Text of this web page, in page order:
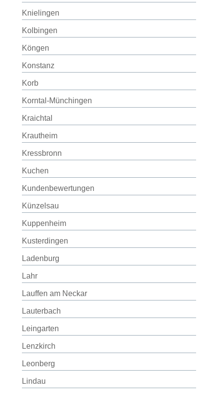
Knielingen
Kolbingen
Köngen
Konstanz
Korb
Korntal-Münchingen
Kraichtal
Krautheim
Kressbronn
Kuchen
Kundenbewertungen
Künzelsau
Kuppenheim
Kusterdingen
Ladenburg
Lahr
Lauffen am Neckar
Lauterbach
Leingarten
Lenzkirch
Leonberg
Lindau